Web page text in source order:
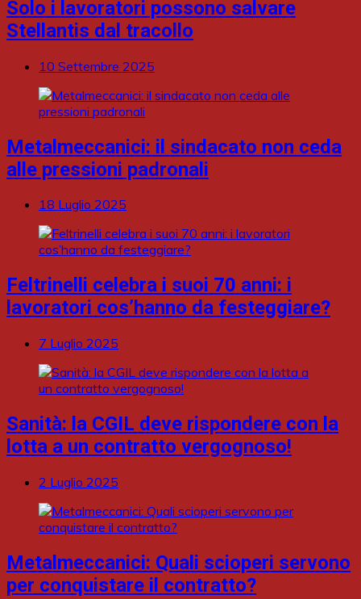
Solo i lavoratori possono salvare
Stellantis dal tracollo
10 Settembre 2025
Metalmeccanici: il sindacato non ceda
alle pressioni padronali
18 Luglio 2025
Feltrinelli celebra i suoi 70 anni: i
lavoratori cos’hanno da festeggiare?
7 Luglio 2025
Sanità: la CGIL deve rispondere con la
lotta a un contratto vergognoso!
2 Luglio 2025
Metalmeccanici: Quali scioperi servono
per conquistare il contratto?